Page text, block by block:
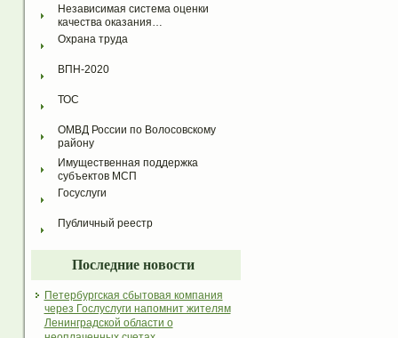
Независимая система оценки
качества оказания…
Охрана труда
ВПН-2020
ТОС
ОМВД России по Волосовскому
району
Имущественная поддержка
субъектов МСП
Госуслуги
Публичный реестр
Последние новости
Петербургская сбытовая компания
через Гослуслуги напомнит жителям
Ленинградской области о